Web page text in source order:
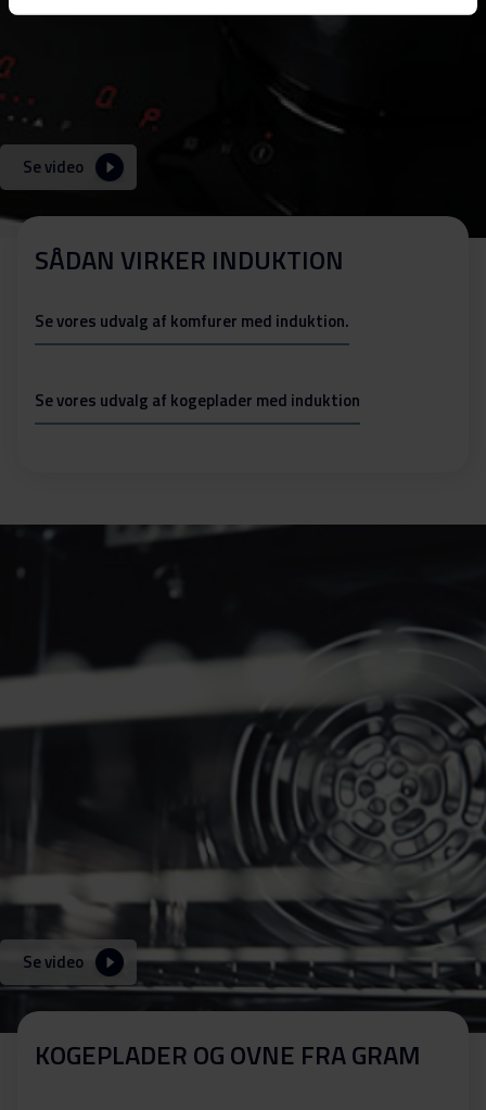
Se video
SÅDAN VIRKER INDUKTION
Se vores udvalg af komfurer med induktion.
Se vores udvalg af kogeplader med induktion
Se video
KOGEPLADER OG OVNE FRA GRAM